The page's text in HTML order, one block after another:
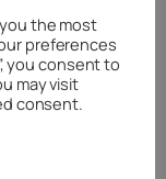
16. Mai
2025
the most
preferences
you consent to
may visit
consent.